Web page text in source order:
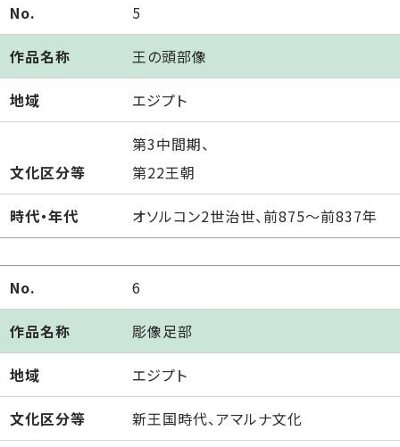
No. 5
作品名称 王の頭部像
地域 エジプト
文化区分等
第3中間期、
第22王朝
時代・年代 オソルコン2世治世、前875～前837年
No. 6
作品名称 彫像足部
地域 エジプト
文化区分等 新王国時代、アマルナ文化